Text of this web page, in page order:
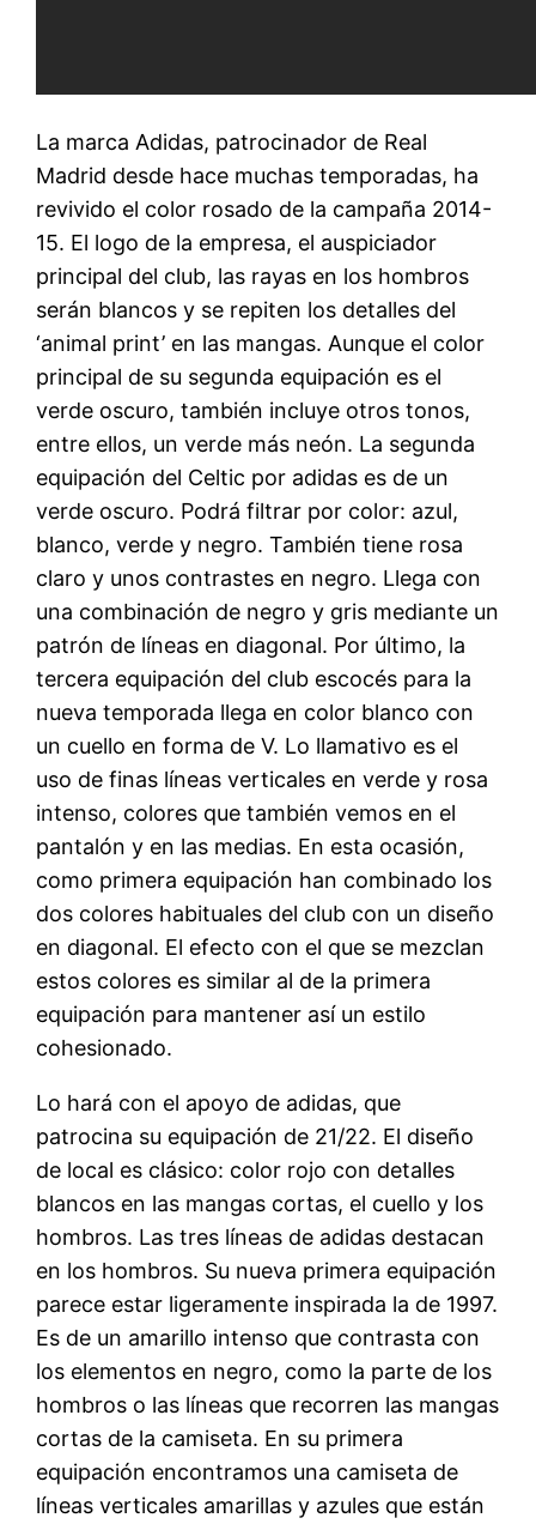
La marca Adidas, patrocinador de Real
Madrid desde hace muchas temporadas, ha
revivido el color rosado de la campaña 2014-
15. El logo de la empresa, el auspiciador
principal del club, las rayas en los hombros
serán blancos y se repiten los detalles del
‘animal print’ en las mangas. Aunque el color
principal de su segunda equipación es el
verde oscuro, también incluye otros tonos,
entre ellos, un verde más neón. La segunda
equipación del Celtic por adidas es de un
verde oscuro. Podrá filtrar por color: azul,
blanco, verde y negro. También tiene rosa
claro y unos contrastes en negro. Llega con
una combinación de negro y gris mediante un
patrón de líneas en diagonal. Por último, la
tercera equipación del club escocés para la
nueva temporada llega en color blanco con
un cuello en forma de V. Lo llamativo es el
uso de finas líneas verticales en verde y rosa
intenso, colores que también vemos en el
pantalón y en las medias. En esta ocasión,
como primera equipación han combinado los
dos colores habituales del club con un diseño
en diagonal. El efecto con el que se mezclan
estos colores es similar al de la primera
equipación para mantener así un estilo
cohesionado.
Lo hará con el apoyo de adidas, que
patrocina su equipación de 21/22. El diseño
de local es clásico: color rojo con detalles
blancos en las mangas cortas, el cuello y los
hombros. Las tres líneas de adidas destacan
en los hombros. Su nueva primera equipación
parece estar ligeramente inspirada la de 1997.
Es de un amarillo intenso que contrasta con
los elementos en negro, como la parte de los
hombros o las líneas que recorren las mangas
cortas de la camiseta. En su primera
equipación encontramos una camiseta de
líneas verticales amarillas y azules que están